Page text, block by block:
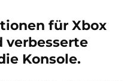
für Xbox
verbesserte
Konsole.